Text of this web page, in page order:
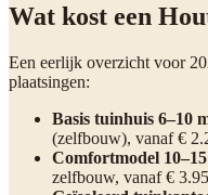
Wat kost een
Een eerlijk overzicht voor
plaatsingen:
Basis tuinhuis 6–10
(zelfbouw), vanaf €
Comfortmodel
zelfbouw, vanaf €